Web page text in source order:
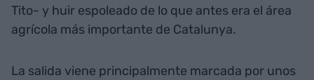
Tito- y huir espoleado de lo que antes era el área
agrícola más importante de Catalunya.
La salida viene principalmente marcada por unos